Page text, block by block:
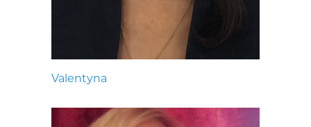
Valentyna